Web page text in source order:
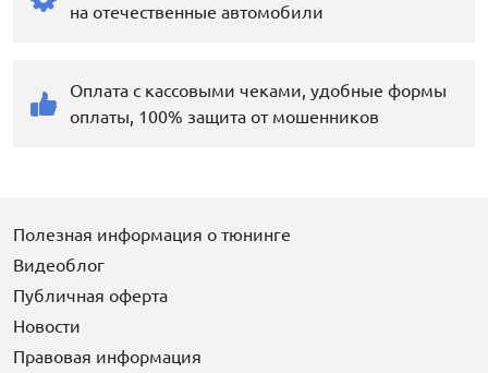
на отечественные автомобили
Оплата с кассовыми чеками, удобные формы
оплаты, 100% защита от мошенников
Полезная информация о тюнинге
Видеоблог
Публичная оферта
Новости
Правовая информация